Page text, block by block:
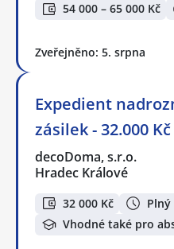
54 000 – 65 000 Kč
Zveřejněno: 5. srpna
Expedient
zásilek - 32.000
decoDoma, s.r.o.
Hradec Králové
32 000 Kč
Plný
Vhodné také pro